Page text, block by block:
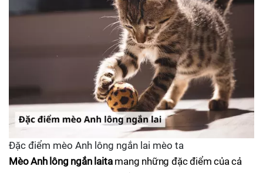
Đặc điểm mèo Anh lông ngắn lai mèo ta
Mèo Anh lông ngắn laitamang những đặc điểm của cả